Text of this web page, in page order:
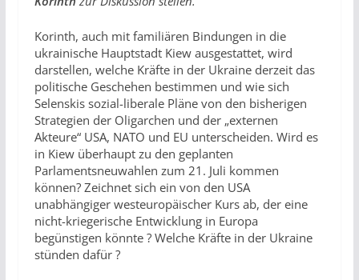
Korinth, auch mit familiären Bindungen in die
ukrainische Hauptstadt Kiew ausgestattet, wird
darstellen, welche Kräfte in der Ukraine derzeit das
politische Geschehen bestimmen und wie sich
Selenskis sozial-liberale Pläne von den bisherigen
Strategien der Oligarchen und der „externen
Akteure“ USA, NATO und EU unterscheiden. Wird es
in Kiew überhaupt zu den geplanten
Parlamentsneuwahlen zum 21. Juli kommen
können? Zeichnet sich ein von den USA
unabhängiger westeuropäischer Kurs ab, der eine
nicht-kriegerische Entwicklung in Europa
begünstigen könnte ? Welche Kräfte in der Ukraine
stünden dafür ?